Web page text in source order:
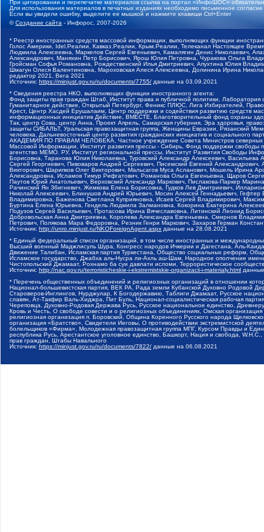
При цитировании и перепечатке материалов ссылка на портал «ИнфоШОС»
Для использования материалов в печатных изданиях необходимо письменное
Если вы увидели ошибку, выделите ее мышкой и нажмите клавиши Ctrl+Enter
©Создание сайта - Инфорос, 2007-2026
* Реестр иностранных средств массовой информации, выполняющих функции
Голос Америки, Idel.Реалии, Кавказ.Реалии, Крым.Реалии, Телеканал Настоящее
Людмила Алексеевна, Маркелов Сергей Евгеньевич, Камалягин Денис Николаевич,
Александрович, Маняхин Петр Борисович, Ярош Юлия Петровна, Чуракова Ольга
Гройсман Софья Романовна, Рождественский Илья Дмитриевич, Апухтина Юлия
Шмагун Олеся Валентиновна, Мароховская Алеся Алексеевна, Долинина Ирина
редактор 2021, Вега 2021
Источник: https://minjust.gov.ru/ru/documents/7755/ данные на 03.09.2021
* Сведения реестра НКО, выполняющих функции иностранного агента:
Фонд защиты прав граждан Штаб, Институт права и публичной политики,
Гуманитарное действие, Открытый Петербург, Феникс ПЛЮС, Лига Избирателей,
Крест, Центр Хасдей Ерушалаим, Центр поддержки и содействия развитию средств
информационных инициатив Действие, ВМЕСТЕ, Благотворительный фонд охраны
Так, центр Сова, центр Анна, Проект Апрель, Самарская губерния, Эра здоровья,
защиты СИБАЛЬТ, Уральская правозащитная группа, Женщины Евразии, Рязанский
человека, Дальневосточный центр развития гражданских инициатив и социального
АКАДЕМИЯ ПО ПРАВАМ ЧЕЛОВЕКА, Частное учреждение Совета Министров северных
Массовой Информации, Институт развития прессы - Сибирь, Фонд поддержки
агентство МЕМО. РУ, Институт региональной прессы, Институт Развития Свободы
Борисовна, Таранова Юлия Николаевна, Туровский Александр Алексеевич,
Сергей Георгиевич, Пивоваров Андрей Сергеевич, Писемский Евгений
Викторович, Шарипков Олег Викторович, Мальсагов Муса Асланович, Мошель Ирина
Александровна, Исламов Тимур Рифгатович, Романова Ольга Евгеньевна, Щаров
Паутов Юрий Анатольевич, Верховский Александр Маркович, Пислакова-Паркер
Рачинский Ян Збигневич, Жемкова Елена Борисовна, Гудков Лев Дмитриевич,
Николай Алексеевич, Блинушов Андрей Юрьевич, Мосин Алексей Геннадьевич,
Владимировна, Баженова Светлана Куприяновна, Исаев Сергей Владимирович,
Буртина Елена Юрьевна, Гендель Людмила Залмановна, Кокорина Екатерина
Подузов Сергей Васильевич, Протасова Ирина Вячеславовна, Литинский Леонид
Добровольская Анна Дмитриевна, Королева Александра Евгеньевна, Смирнов
Петрович, Полякова Мара Федоровна, Резник Генри Маркович, Захаров Герман
Источник: http://unro.minjust.ru/NKOForeignAgent.aspx данные на 28.08.2021
* Единый федеральный список организаций, в том числе иностранных и
Высший военный Маджлисуль Шура, Конгресс народов Ичкерии и Дагестана, Аль-
Движение Талибан, Исламская партия Туркестана, Общество социальных реформ,
Исламское государство, Джабха аль-Нусра ли-Ахль аш-Шам, Народное ополчение
Чистопольский Джамаат, Рохнамо ба суи давлати исломи, Террористическое
Источник: http://nac.gov.ru/terroristicheskie-i-ekstremistskie-organizacii-i-materialy.html
* Перечень общественных объединений и религиозных организаций в отношении
Национал-большевистская партия, ВЕК РА, Рада земли Кубанской Духовно Родовой
Староверов-Инглингов, Нурджулар, К Богодержавию, Таблиги Джамаат, Русское
славян, Ат-Такфир Валь-Хиджра, Пит Буль, Национал-социалистическая рабочая
Череповца, Духовно-Родовая Держава Русь, Русское национальное единство,
Кровь и Честь, О свободе совести и о религиозных объединениях, Омская
религиозная организация п. Боровский, Община Коренного Русского народа
организация «Братство», Свидетели Иеговы, О противодействии экстремистской
болельщиков «Фирма», Молодежная правозащитная группа МПГ, Курсом Правды и
республика Русь, Арестантское уголовное единство, Башкорт, Нация и свобода,
прав граждан, Штабы Навального
Источник: https://minjust.gov.ru/ru/documents/7822/ данные на 06.08.2021